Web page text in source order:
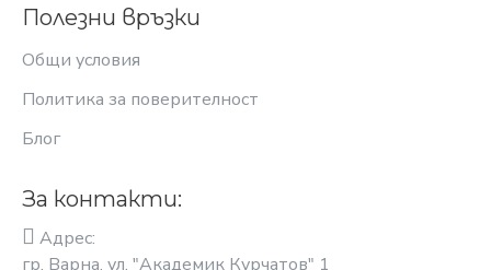
Полезни връзки
Общи условия
Политика за поверителност
Блог
За контакти:
Адрес:
гр. Варна, ул. "Академик Курчатов" 1